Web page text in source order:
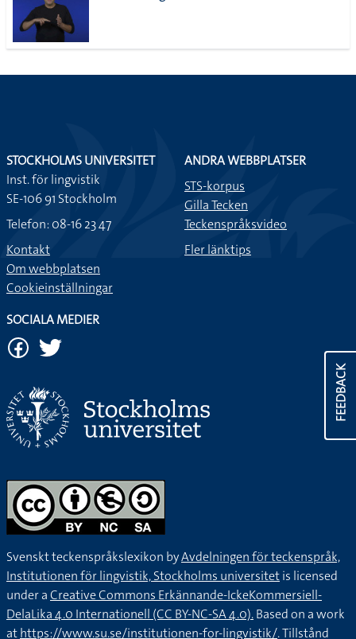
FEEDBACK
STOCKHOLMS UNIVERSITET
Inst. för lingvistik
SE-106 91 Stockholm
Telefon: 08-16 23 47
Kontakt
Om webbplatsen
Cookieinställningar
ANDRA WEBBPLATSER
STS-korpus
Gilla Tecken
Teckenspråksvideo
Fler länktips
SOCIALA MEDIER
Svenskt teckenspråkslexikon byAvdelningen för teckenspråk,
Institutionen för lingvistik, Stockholms universitetis licensed
under aCreative Commons Erkännande-IckeKommersiell-
DelaLika 4.0 Internationell (CC BY-NC-SA 4.0).Based on a work
athttps://www.su.se/institutionen-for-lingvistik/. Tillstånd